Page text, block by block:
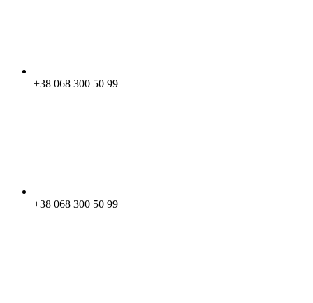
+38 068 300 50 99
+38 068 300 50 99